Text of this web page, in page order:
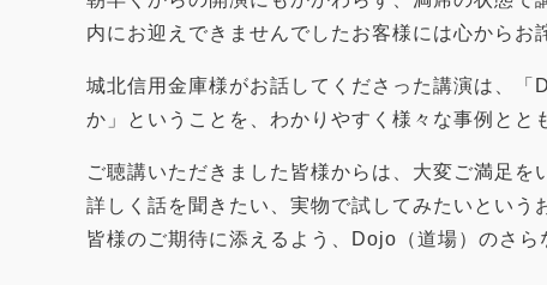
内にお迎えできませんでしたお客様には心からお
城北信用金庫様がお話してくださった講演は、
か」ということを、わかりやすく様々な事例とと
ご聴講いただきました皆様からは、大変ご満足
詳しく話を聞きたい、実物で試してみたいという
皆様のご期待に添えるよう、Dojo（道場）のさ